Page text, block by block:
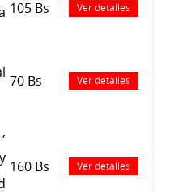
105 Bs Ver detalles
70 Bs Ver detalles
160 Bs Ver detalles